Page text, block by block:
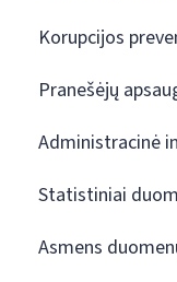
Korupcijos
Pranešėjų
Administracinė
Statistiniai
Asmens